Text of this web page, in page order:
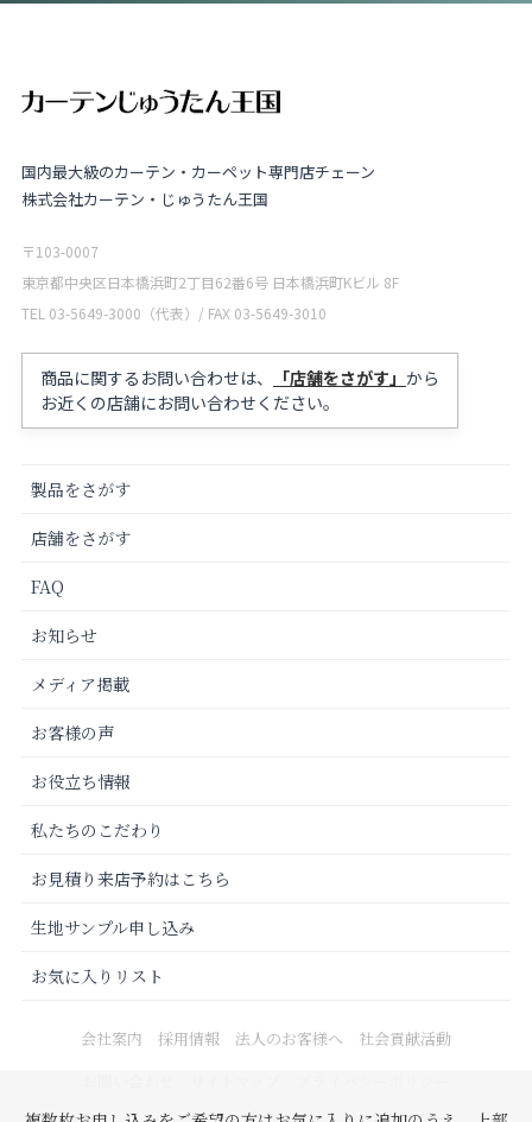
国内最大級のカーテン・カーペット専門店チェーン
株式会社カーテン・じゅうたん王国
〒103-0007
東京都中央区日本橋浜町2丁目62番6号 日本橋浜町Kビル 8F
TEL 03-5649-3000（代表）/ FAX 03-5649-3010
商品に関するお問い合わせは、 「店舗をさがす」 から
お近くの店舗にお問い合わせください。
製品をさがす
店舗をさがす
FAQ
お知らせ
メディア掲載
お客様の声
お役立ち情報
私たちのこだわり
お見積り来店予約はこちら
生地サンプル申し込み
お気に入りリスト
会社案内 採用情報 法人のお客様へ
社会貢献活動